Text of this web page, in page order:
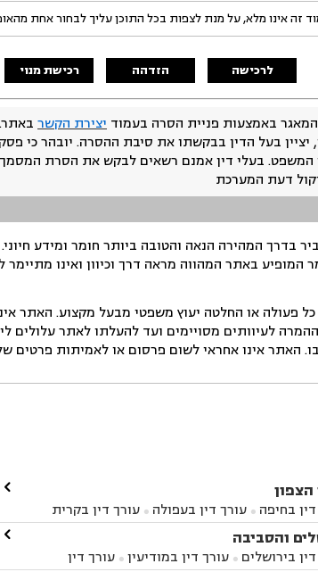
זה אינו מלא, על מנת לצפות בכל התוכן עליך לבחור אחת
לרכישה הזדהה רכישת מנוי
באמצעות פניית הסרה בעמוד יצירת הקשר
יציין בעל הדין בבקשתו את סיבת ההסרה. יובהר כי
המשפט. בעלי דין אמנם רשאים לבקש את הסרת
דעת המערכת
בדרך המהירה הנאה והטובה ביותר חומר ומידע
המופיע באתר המהווה מראה דרך וכיוון ואינו
פעולה או החלטה יעוץ משפטי מבעל מקצוע. האתר
לעיוותים מסויימים ועד להעלתו לאתר עלולים
האתר אינו אחראי לשום פרסום או לאמיתות פרטים
הצפון
בחיפה  עורך דין בעפולה 
עורך דין בקרית
עורך דין בנהריה עורך דין בראש פינה
עורך דין
שמונה
עורך דין במושב מגדים
ציפורי
עורך דין בסח'נין עורך דין בעכו
עורך

והסביבה
בירושלים  עורך דין במודיעין 
עורך דין
